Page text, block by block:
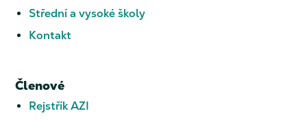
Střední a vysoké školy
Kontakt
Členové
Rejstřík AZI